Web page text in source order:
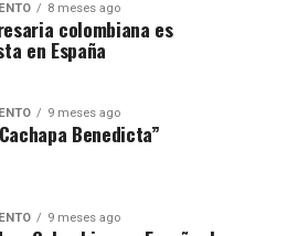
8 meses ago
colombiana es
en España
9 meses ago
Benedicta”
9 meses ago